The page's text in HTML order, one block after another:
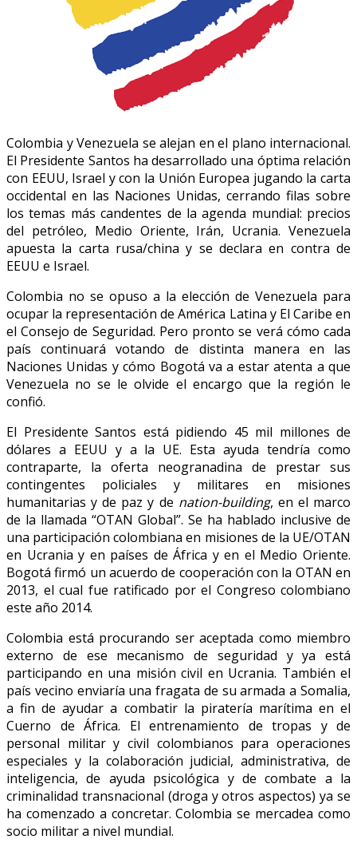
Colombia y Venezuela se alejan en el plano internacional.
El Presidente Santos ha desarrollado una óptima relación
con EEUU, Israel y con la Unión Europea jugando la carta
occidental en las Naciones Unidas, cerrando filas sobre
los temas más candentes de la agenda mundial: precios
del petróleo, Medio Oriente, Irán, Ucrania. Venezuela
apuesta la carta rusa/china y se declara en contra de
EEUU e Israel.
Colombia no se opuso a la elección de Venezuela para
ocupar la representación de América Latina y El Caribe en
el Consejo de Seguridad. Pero pronto se verá cómo cada
país continuará votando de distinta manera en las
Naciones Unidas y cómo Bogotá va a estar atenta a que
Venezuela no se le olvide el encargo que la región le
confió.
El Presidente Santos está pidiendo 45 mil millones de
dólares a EEUU y a la UE. Esta ayuda tendría como
contraparte, la oferta neogranadina de prestar sus
contingentes policiales y militares en misiones
humanitarias y de paz y de nation-building, en el marco
de la llamada “OTAN Global”. Se ha hablado inclusive de
una participación colombiana en misiones de la UE/OTAN
en Ucrania y en países de África y en el Medio Oriente.
Bogotá firmó un acuerdo de cooperación con la OTAN en
2013, el cual fue ratificado por el Congreso colombiano
este año 2014.
Colombia está procurando ser aceptada como miembro
externo de ese mecanismo de seguridad y ya está
participando en una misión civil en Ucrania. También el
país vecino enviaría una fragata de su armada a Somalia,
a fin de ayudar a combatir la piratería marítima en el
Cuerno de África. El entrenamiento de tropas y de
personal militar y civil colombianos para operaciones
especiales y la colaboración judicial, administrativa, de
inteligencia, de ayuda psicológica y de combate a la
criminalidad transnacional (droga y otros aspectos) ya se
ha comenzado a concretar. Colombia se mercadea como
socio militar a nivel mundial.